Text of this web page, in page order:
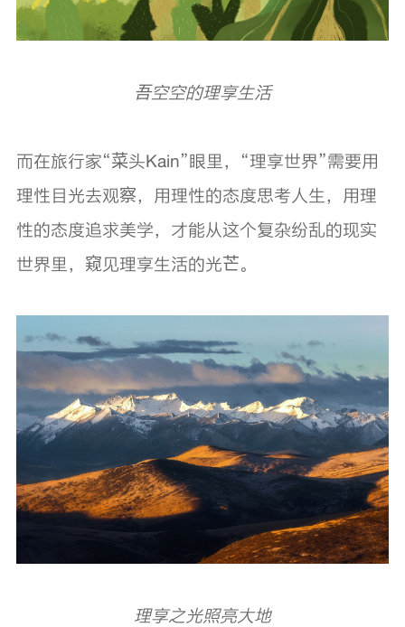
吾空空的理享生活
而在旅行家“菜头Kain”眼里，“理享世界”需要用
理性目光去观察，用理性的态度思考人生，用理
性的态度追求美学，才能从这个复杂纷乱的现实
世界里，窥见理享生活的光芒。
理享之光照亮大地